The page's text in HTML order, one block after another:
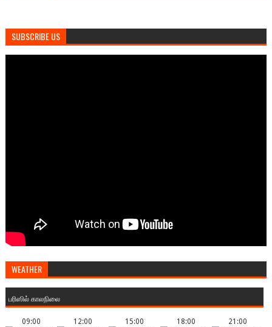
SUBSCRIBE US
WEATHER
பரிஸில் காலநிலை
09:00 12:00 15:00 18:00 21:00